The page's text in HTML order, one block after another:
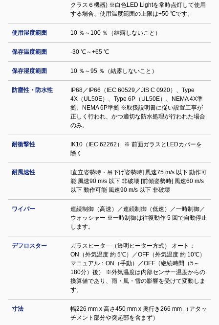
クラス６機器) ※白色LED Lightを常時点灯して使用
する場合、使用温度範囲の上限は+50 ℃です。
使用湿度範囲 10 ％～100 ％（結露しないこと）
保存温度範囲 -30 ℃～+65 ℃
保存湿度範囲 10 ％～95 ％（結露しないこと）
防塵性・防水性
IP68／IP66（IEC 60529／JIS C 0920）、Type
4X（UL50E）、Type 6P（UL50E）、NEMA 4X準
拠、NEMA 6P準拠 ※取扱説明書に従い設置工事が
正しく行われ、かつ適切な防水処理が行われた場合
のみ。
耐衝撃性
IK10（IEC 62262） ※ 前面ガラスとLEDカバーを
除く
耐風速性
[直立姿勢時・吊下げ姿勢時] 風速75 m/s 以下 動作可
能 風速90 m/s 以下 非破壊 [前傾姿勢時] 風速60 m/s
以下 動作可能 風速90 m/s 以下 非破壊
ワイパー
連続制御（高速）／連続制御（低速）／一時制御／
ウォッシャー ※一時制御は往復動作 5 回で自動停止
します。
デフロスター
ガラスヒータ―（透明ヒーター方式） オート：
ON（外気温度 約 5℃）／OFF（外気温度 約 10℃）
マニュアル：ON（手動）／OFF（継続時間（5～
180分）後） ※外気温度は内部センサー温度からの
換算値であり、雨・風・雪の影響を受けて変動しま
す。
寸法
幅226 mm x 高さ450 mm x 奥行き266 mm （アタッ
チメント部分や突起部を含まず）